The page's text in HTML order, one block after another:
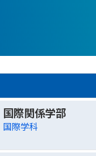
国際関係学部
国際学科